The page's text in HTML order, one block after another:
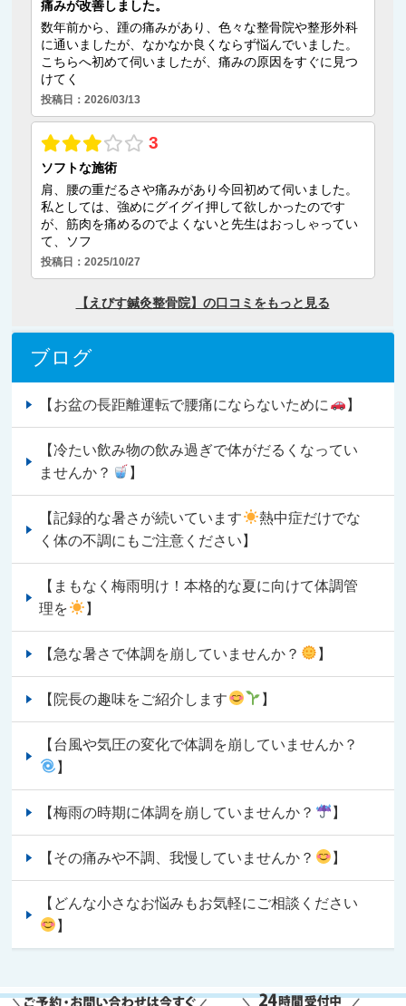
ブログ
【お盆の長距離運転で腰痛にならないために 】
【冷たい飲み物の飲み過ぎで体がだるくなってい
ませんか？
】
【記録的な暑さが続いています
熱中症だけでな
く体の不調にもご注意ください】
【まもなく梅雨明け！本格的な夏に向けて体調管
理を
】
【急な暑さで体調を崩していませんか？ 】
【院長の趣味をご紹介します 】
【台風や気圧の変化で体調を崩していませんか？
】
【梅雨の時期に体調を崩していませんか？ 】
【その痛みや不調、我慢していませんか？ 】
【どんな小さなお悩みもお気軽にご相談ください
】